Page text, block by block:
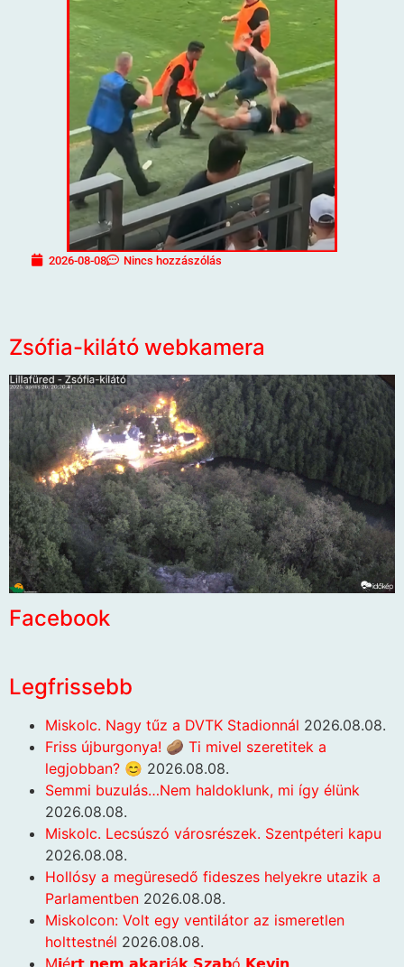
2026-08-08 Nincs hozzászólás
Zsófia-kilátó webkamera
Facebook
Legfrissebb
Miskolc. Nagy tűz a DVTK Stadionnál 2026.08.08.
Friss újburgonya! 🥔 Ti mivel szeretitek a
legjobban? 😊 2026.08.08.
Semmi buzulás…Nem haldoklunk, mi így élünk
2026.08.08.
Miskolc. Lecsúszó városrészek. Szentpéteri kapu
2026.08.08.
Hollósy a megüresedő fideszes helyekre utazik a
Parlamentben 2026.08.08.
Miskolcon: Volt egy ventilátor az ismeretlen
holttestnél 2026.08.08.
M𝗶é𝗿𝘁 𝗻𝗲𝗺 𝗮𝗸𝗮𝗿𝗷á𝗸 𝗦𝘇𝗮𝗯ó 𝗞𝗲𝘃𝗶𝗻